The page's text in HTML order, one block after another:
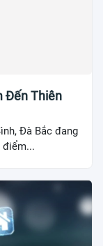
Đến Thiên
Đà Bắc đang
điểm...